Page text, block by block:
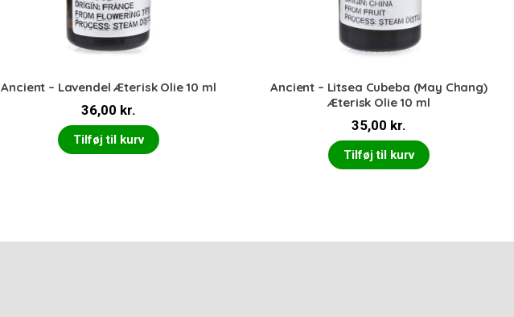
Ancient – Lavendel Æterisk Olie 10 ml
36,00 kr.
Tilføj til kurv
Ancient – Litsea Cubeba (May Chang)
Æterisk Olie 10 ml
35,00 kr.
Tilføj til kurv